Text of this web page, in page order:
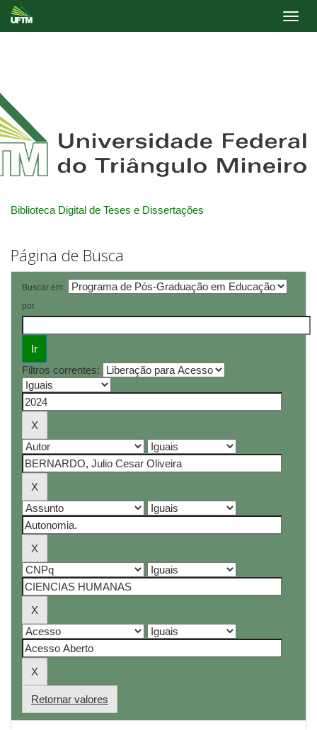
Biblioteca Digital de Teses e Dissertações
Página de Busca
Buscar em:
por
Filtros correntes:
Retornar valores